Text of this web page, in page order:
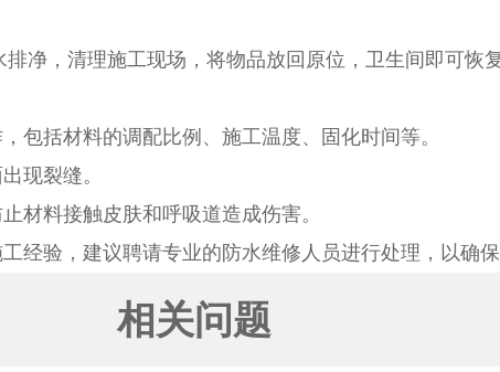
净，清理施工现场，将物品放回原位，卫生间即可恢
包括材料的调配比例、施工温度、固化时间等。
现裂缝。
材料接触皮肤和呼吸道造成伤害。
经验，建议聘请专业的防水维修人员进行处理，以确保
相关问题